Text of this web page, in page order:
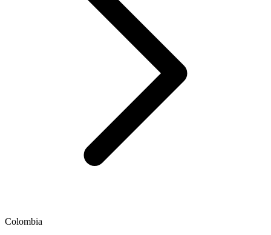
Colombia